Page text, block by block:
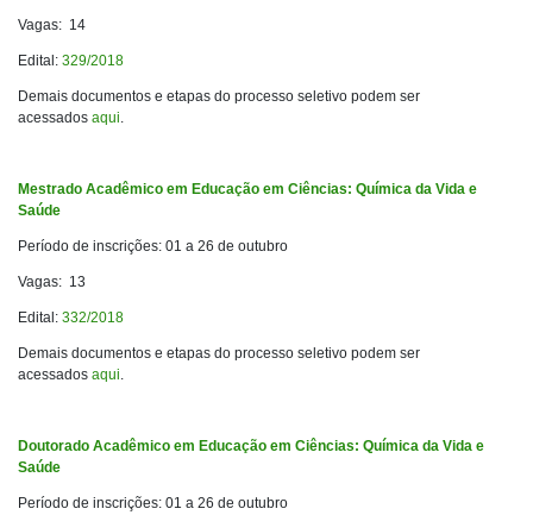
Vagas: 14
Edital: 329/2018
Demais documentos e etapas do processo seletivo podem ser
acessados aqui.
Mestrado Acadêmico em Educação em Ciências: Química da Vida e
Saúde
Período de inscrições: 01 a 26 de outubro
Vagas: 13
Edital: 332/2018
Demais documentos e etapas do processo seletivo podem ser
acessados aqui.
Doutorado Acadêmico em Educação em Ciências: Química da Vida e
Saúde
Período de inscrições: 01 a 26 de outubro